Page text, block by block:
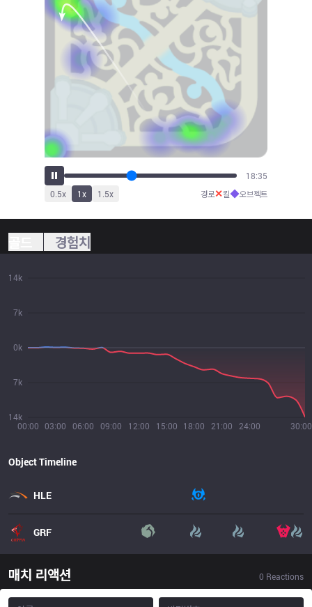
20:30
0.5x 1x 1.5x 경로✕킬◆오브젝트
경험치
00:00 03:00 06:00 09:00 12:00 15:00 18:00 21:00 24:00 30:00
14k
7k
0k
7k
14k
Object Timeline
HLE
GRF
매치 리액션 0 Reactions